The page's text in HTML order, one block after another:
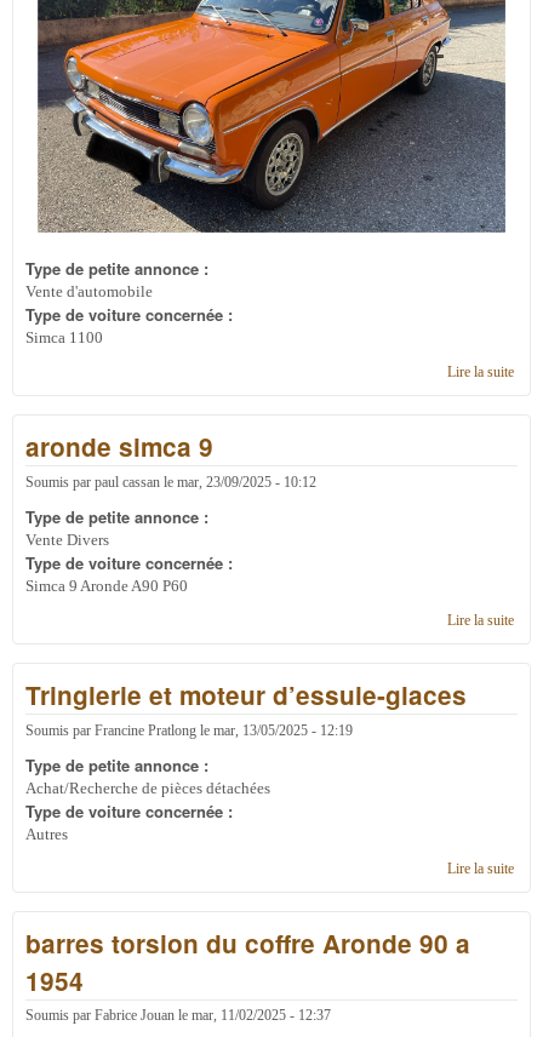
Type de petite annonce :
Vente d'automobile
Type de voiture concernée :
Simca 1100
Lire la suitede
aronde simca 9
Soumis par paul cassan le mar, 23/09/2025 - 10:12
Type de petite annonce :
Vente Divers
Type de voiture concernée :
Simca 9 Aronde A90 P60
Lire la suitede
Tringlerie et moteur d’essuie-glaces
Soumis par Francine Pratlong le mar, 13/05/2025 - 12:19
Type de petite annonce :
Achat/Recherche de pièces détachées
Type de voiture concernée :
Autres
Lire la suitede
barres torsion du coffre Aronde 90 a
1954
Soumis par Fabrice Jouan le mar, 11/02/2025 - 12:37